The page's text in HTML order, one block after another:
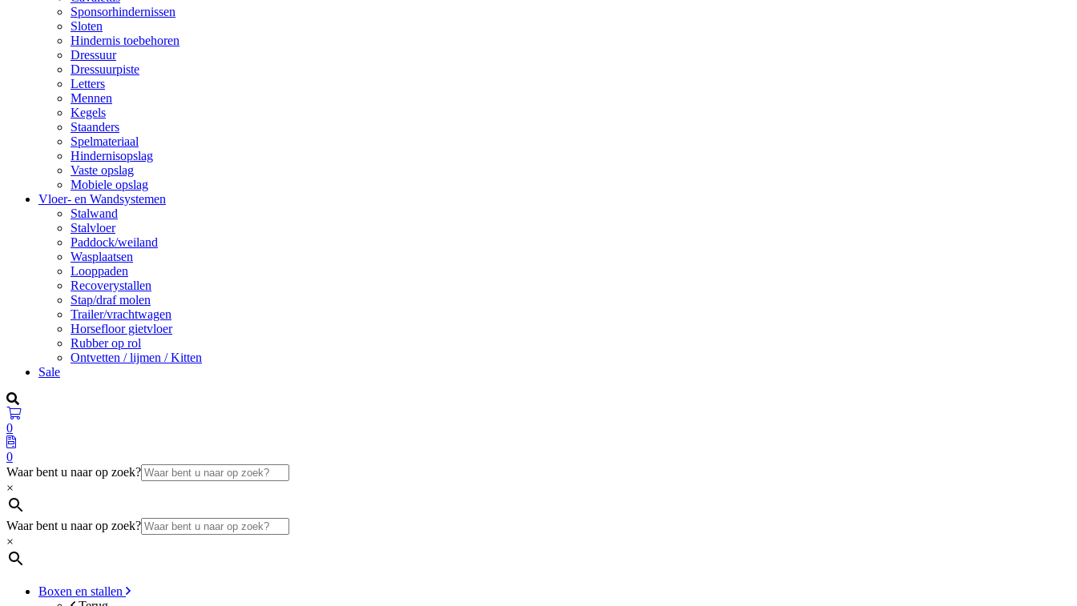
Sponsorhindernissen
Sloten
Hindernis toebehoren
Dressuur
Dressuurpiste
Letters
Mennen
Kegels
Staanders
Spelmateriaal
Hindernisopslag
Vaste opslag
Mobiele opslag
Vloer- en Wandsystemen
Stalwand
Stalvloer
Paddock/weiland
Wasplaatsen
Looppaden
Recoverystallen
Stap/draf molen
Trailer/vrachtwagen
Horsefloor gietvloer
Rubber op rol
Ontvetten / lijmen / Kitten
Sale
0
0
Waar bent u naar op zoek?
×
Waar bent u naar op zoek?
×
Boxen en stallen